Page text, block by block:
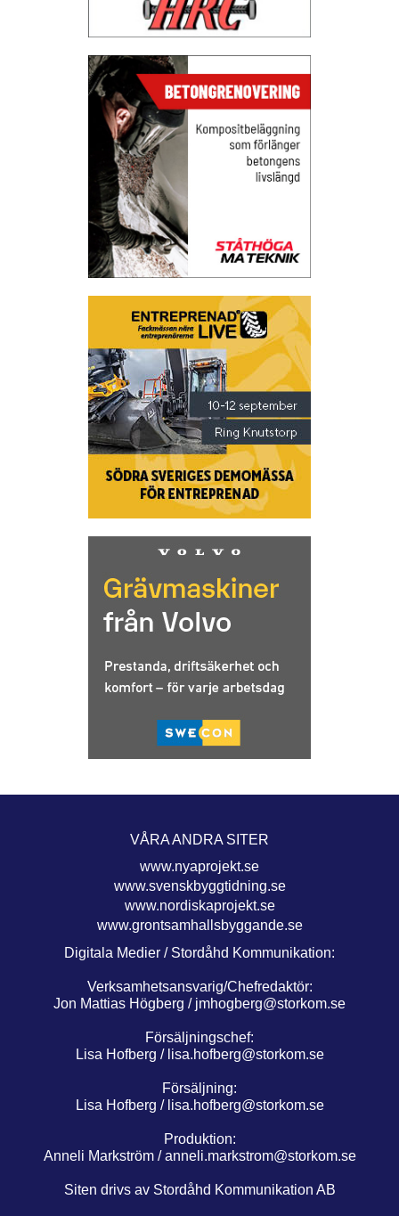
VÅRA ANDRA SITER
www.nyaprojekt.se
www.svenskbyggtidning.se
www.nordiskaprojekt.se
www.grontsamhallsbyggande.se
Digitala Medier / Stordåhd Kommunikation:
Verksamhetsansvarig/Chefredaktör:
Jon Mattias Högberg / jmhogberg@storkom.se
Försäljningschef:
Lisa Hofberg / lisa.hofberg@storkom.se
Försäljning:
Lisa Hofberg / lisa.hofberg@storkom.se
Produktion:
Anneli Markström /anneli.markstrom@storkom.se
Siten drivs av Stordåhd Kommunikation AB